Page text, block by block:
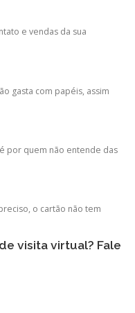
e vendas da sua
gasta com papéis, assim
por quem não entende das
o cartão não tem
visita virtual? Fale